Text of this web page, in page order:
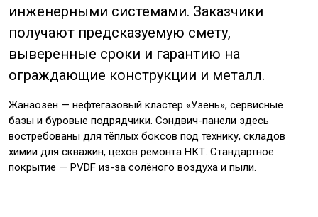
инженерными системами. Заказчики
получают предсказуемую смету,
выверенные сроки и гарантию на
ограждающие конструкции и металл.
Жанаозен — нефтегазовый кластер «Узень», сервисные
базы и буровые подрядчики. Сэндвич-панели здесь
востребованы для тёплых боксов под технику, складов
химии для скважин, цехов ремонта НКТ. Стандартное
покрытие — PVDF из-за солёного воздуха и пыли.